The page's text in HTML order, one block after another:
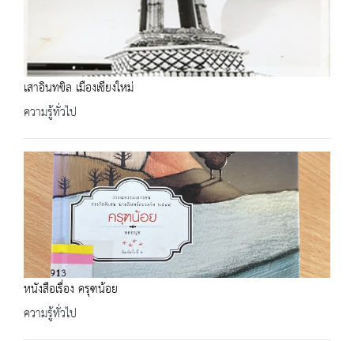
เสาอินทขิล เมืองเชียงใหม่
ความรู้ทั่วไป
หนังสือเรื่อง ครุฑน้อย
ความรู้ทั่วไป